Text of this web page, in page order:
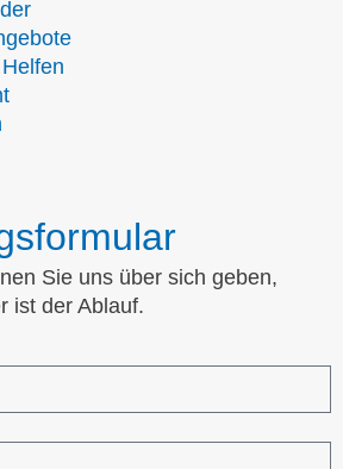
Sie uns über sich geben,
ist der Ablauf.